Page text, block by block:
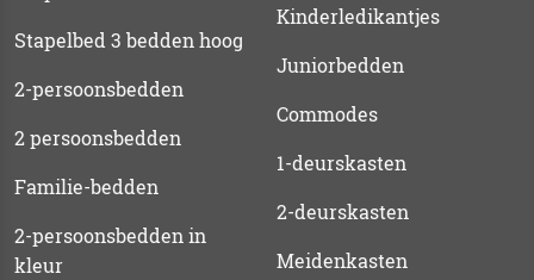
Stapelbed 3 bedden hoog
2-persoonsbedden
2 persoonsbedden
Familie-bedden
2-persoonsbedden in
kleur
Kinderledikantjes
Juniorbedden
Commodes
1-deurskasten
2-deurskasten
Meidenkasten